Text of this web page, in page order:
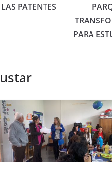
PATENTES
PARA